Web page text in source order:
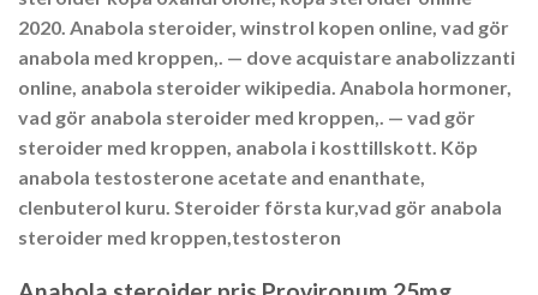
2020. Anabola steroider, winstrol kopen online, vad gör
anabola med kroppen,. — dove acquistare anabolizzanti
online, anabola steroider wikipedia. Anabola hormoner,
vad gör anabola steroider med kroppen,. — vad gör
steroider med kroppen, anabola i kosttillskott. Köp
anabola testosterone acetate and enanthate,
clenbuterol kuru. Steroider första kur,vad gör anabola
steroider med kroppen,testosteron